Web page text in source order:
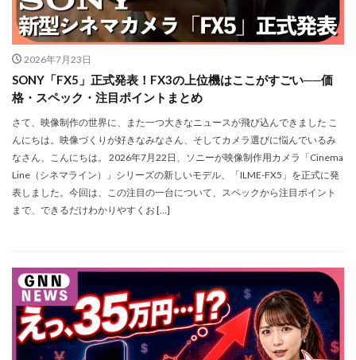
2026年7月23日
SONY「FX5」正式発表！FX3の上位機はここがすごい──価
格・スペック・注目ポイントまとめ
さて、映像制作の世界に、また一つ大きなニュースが飛び込んできました こ
んにちは。映像づくりが好きなみなさん、そしてカメラ選びに悩んでいるみ
なさん、こんにちは。 2026年7月22日、ソニーが映像制作用カメラ「Cinema
Line（シネマライン）」シリーズの新しいモデル、「ILME-FX5」を正式に発
表しました。今回は、この注目の一台について、スペックから注目ポイント
まで、できるだけわかりやすくお […]
iPhone カメラ
iPhone マイナンバーカード
iPhone 予約日
iPhone14
iPhone16
iPhone16E
iPhone17 Air
iPhone17 Air 発売日
iPhone17 Pro
iPhone17 Pro MAX
iPhone17 Pro MAX 価格
iPhone17 Pro 価格
iPhone17 Pro 違い
iPhone17 カラバリ
iPhone17 価格
iPhone17 値上げ
iPhone17Air スペック
iPhone17Air 予想
iPhone17Air 価格
iPhone17e 発表日
iphone17promax
iphone17series
iPhone17カメラ
iPhone18
iPhone18 Pro
iPhone18 カメラ
iPhone18 バッテリー
iPhone18 価格
iPhone18Pro